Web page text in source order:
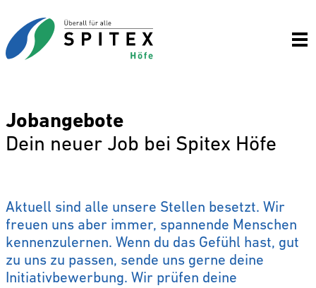
Jobangebote
Dein neuer Job bei Spitex Höfe
Aktuell sind alle unsere Stellen besetzt. Wir
freuen uns aber immer, spannende Menschen
kennenzulernen. Wenn du das Gefühl hast, gut
zu uns zu passen, sende uns gerne deine
Initiativbewerbung. Wir prüfen deine